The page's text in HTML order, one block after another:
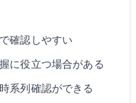
確認しやすい
に役立つ場合がある
系列確認ができる